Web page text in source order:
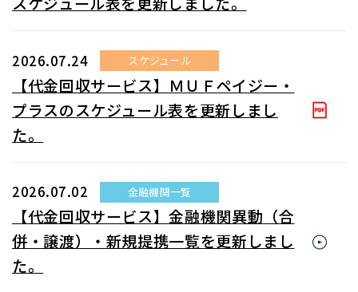
2026.07.24 スケジュール
【代金回収サービス】ＭＵＦペイジー・
プラスのスケジュール表を更新しまし
た。
2026.07.02 金融機関一覧
【代金回収サービス】金融機関異動（合
併・譲渡）・新規提携一覧を更新しまし
た。